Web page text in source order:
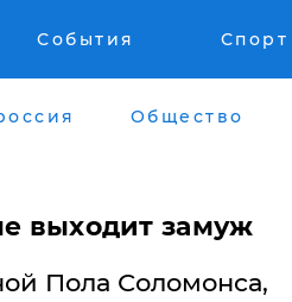
События Спорт
Общество
выходит замуж
Пола Соломонса,